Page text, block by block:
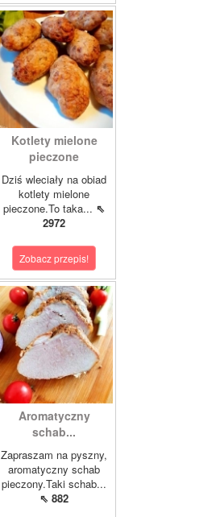
Kotlety mielone
pieczone
Dziś wleciały na obiad
kotlety mielone
pieczone.To taka... ⇖
2972
Zobacz przepis!
Aromatyczny
schab...
Zapraszam na pyszny,
aromatyczny schab
pieczony.Taki schab...
⇖ 882